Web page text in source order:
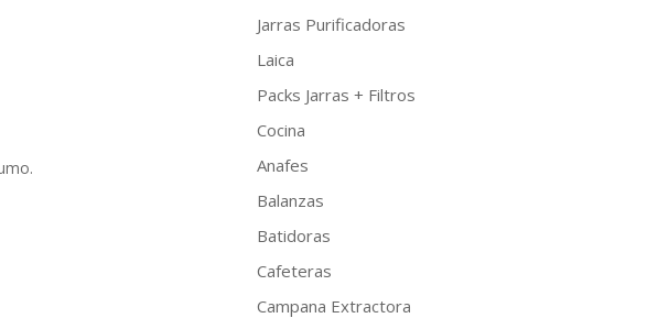
Jarras Purificadoras
Laica
Packs Jarras + Filtros
Cocina
Anafes
Balanzas
Batidoras
Cafeteras
Campana Extractora